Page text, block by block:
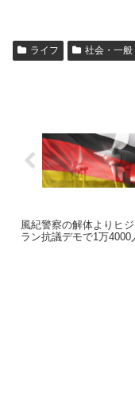
ライフ 社会・一般
風紀警察の解体よりヒ
ラン抗議デモで1万4000